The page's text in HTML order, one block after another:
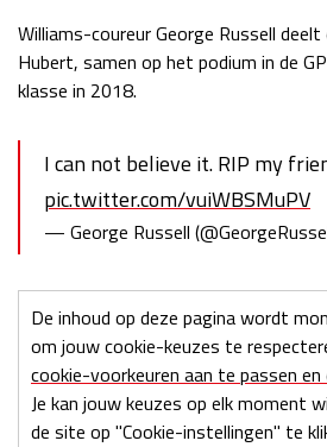
Williams-coureur George Russell
Hubert, samen op het podium in de
klasse in 2018.
I can not believe it. RIP my
pic.twitter.com/vuiWBSMuPV
— George Russell
De inhoud op deze pagina wordt
om jouw cookie-keuzes te
cookie-voorkeuren aan te passen en
Je kan jouw keuzes op elk moment
de site op "Cookie-instellingen" te